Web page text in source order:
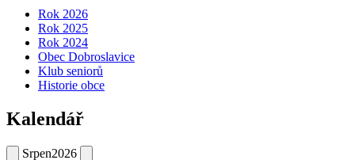
Rok 2026
Rok 2025
Rok 2024
Obec Dobroslavice
Klub seniorů
Historie obce
Kalendář
Srpen2026